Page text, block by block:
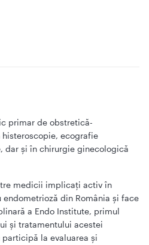
primar de obstretică-
ecografie
dar și în chirurgie ginecologică
medicii implicați activ în
din România și face
a Endo Institute, primul
și tratamentului acestei
la evaluarea și